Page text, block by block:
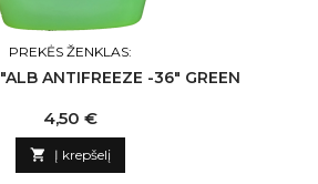
PREKĖS ŽENKLAS:
ANTIFREEZE -36" GREEN
Kaina
4,50 €
 Į krepšelį